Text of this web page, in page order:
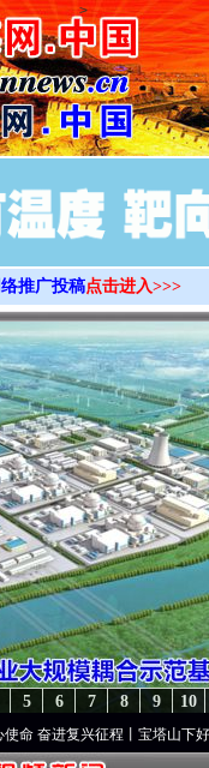
>
络推广投稿点击进入>>>
10
9
8
7
6
5
复兴征程丨宝塔山下好光景..·[